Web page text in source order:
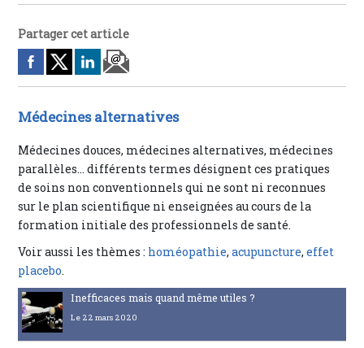
Partager cet article
Médecines alternatives
Médecines douces, médecines alternatives, médecines
parallèles… différents termes désignent ces pratiques
de soins non conventionnels qui ne sont ni reconnues
sur le plan scientifique ni enseignées au cours de la
formation initiale des professionnels de santé.
Voir aussi les thèmes : homéopathie,acupuncture,effet
placebo.
Inefficaces mais quand même utiles ?
Le 22 mars 2020